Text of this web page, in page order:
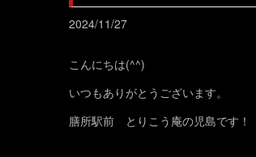
2024/11/27
こんにちは(^^)
いつもありがとうございます。
膳所駅前 とりこう庵の児島です！